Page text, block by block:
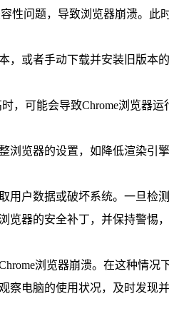
性问题，导致浏览器崩溃。
或者手动下载并安装旧版本的
，可能会导致Chrome浏览器
览器的设置，如降低渲染引
户数据或破坏系统。一旦检
器的安全补丁，并保持警惕
浏览器崩溃。在这种情况
电脑的使用状况，及时发现